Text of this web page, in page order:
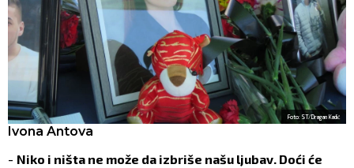
Foto: ST/Dragan Kadić
Ivona Antova
- Niko i ništa ne može da izbriše našu ljubav. Doći će